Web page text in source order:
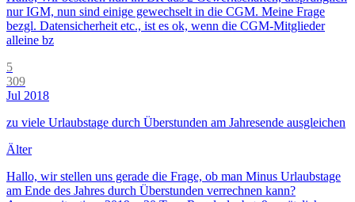
nur IGM, nun sind einige gewechselt in die CGM. Meine Frage
bezgl. Datensicherheit etc., ist es ok, wenn die CGM-Mitglieder
alleine bz
5
309
Jul 2018
zu viele Urlaubstage durch Überstunden am Jahresende ausgleichen
Älter
Hallo, wir stellen uns gerade die Frage, ob man Minus Urlaubstage
am Ende des Jahres durch Überstunden verrechnen kann?